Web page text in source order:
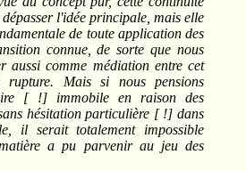
l'idée principale, mais elle
de toute application des
connue, de sorte que nous
aussi comme médiation entre cet
Mais si nous pensions
[ !] immobile en raison des
hésitation particulière [ !] dans
il serait totalement impossible
a pu parvenir au jeu des